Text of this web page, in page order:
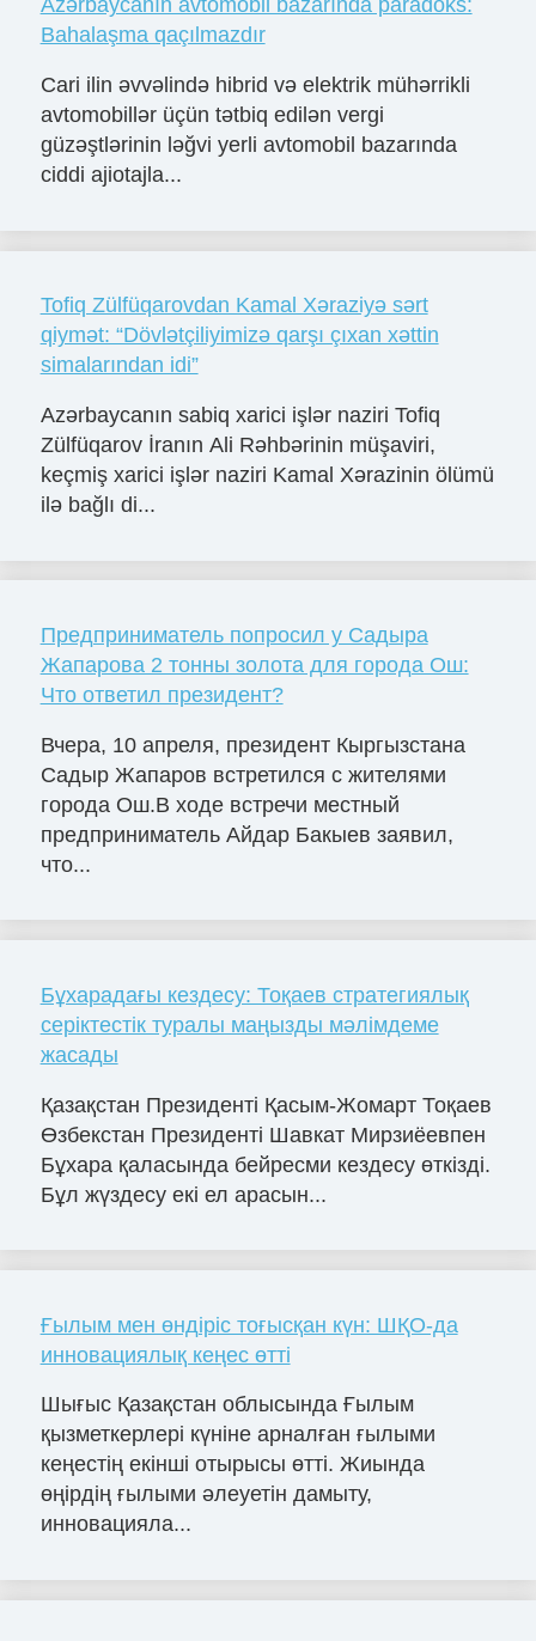
Azərbaycanın avtomobil bazarında paradoks:
Bahalaşma qaçılmazdır
Cari ilin əvvəlində hibrid və elektrik mühərrikli
avtomobillər üçün tətbiq edilən vergi
güzəştlərinin ləğvi yerli avtomobil bazarında
ciddi ajiotajla...
Tofiq Zülfüqarovdan Kamal Xəraziyə sərt
qiymət: “Dövlətçiliyimizə qarşı çıxan xəttin
simalarından idi”
Azərbaycanın sabiq xarici işlər naziri Tofiq
Zülfüqarov İranın Ali Rəhbərinin müşaviri,
keçmiş xarici işlər naziri Kamal Xərazinin ölümü
ilə bağlı di...
Предприниматель попросил у Садыра
Жапарова 2 тонны золота для города Ош:
Что ответил президент?
Вчера, 10 апреля, президент Кыргызстана
Садыр Жапаров встретился с жителями
города Ош.В ходе встречи местный
предприниматель Айдар Бакыев заявил,
что...
Бұхарадағы кездесу: Тоқаев стратегиялық
серіктестік туралы маңызды мәлімдеме
жасады
Қазақстан Президенті Қасым-Жомарт Тоқаев
Өзбекстан Президенті Шавкат Мирзиёевпен
Бұхара қаласында бейресми кездесу өткізді.
Бұл жүздесу екі ел арасын...
Ғылым мен өндіріс тоғысқан күн: ШҚО-да
инновациялық кеңес өтті
Шығыс Қазақстан облысында Ғылым
қызметкерлері күніне арналған ғылыми
кеңестің екінші отырысы өтті. Жиында
өңірдің ғылыми әлеуетін дамыту,
инновацияла...